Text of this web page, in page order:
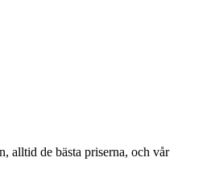
alltid de bästa priserna, och vår